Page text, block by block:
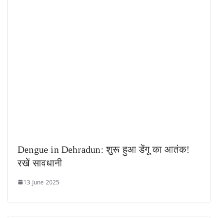
Dengue in Dehradun: शुरू हुआ डेंगू का आतंक!
रखें सावधानी
13 June 2025